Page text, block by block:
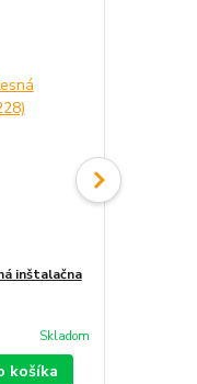
inštalačna
Skladom
košíka